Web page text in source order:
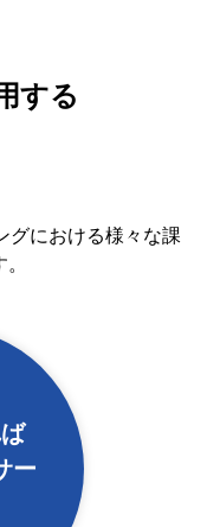
する
グにおける様々な課
ー